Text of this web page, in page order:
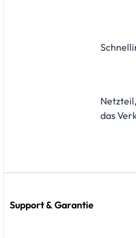
das
Support & Garantie